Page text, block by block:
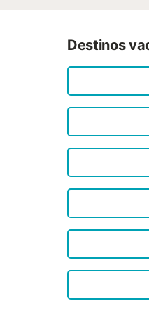
Destinos